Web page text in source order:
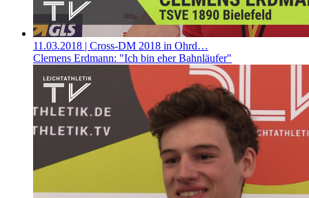
11.03.2018 | Cross-DM 2018 in Ohrd…
Clemens Erdmann: "Ich bin eher Bahnläufer"